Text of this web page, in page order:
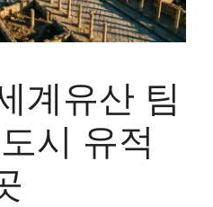
계유산 팀
시 유적